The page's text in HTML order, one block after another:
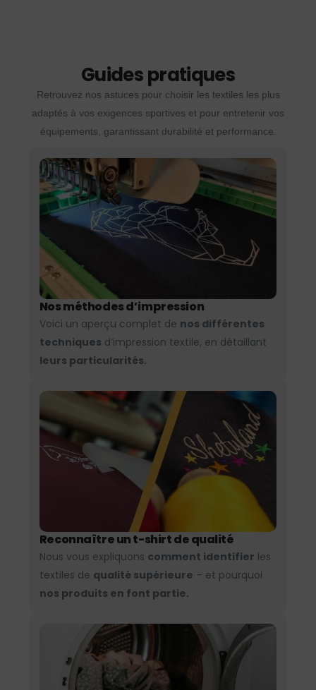
Guides pratiques
Retrouvez nos astuces pour choisir les textiles les plus
adaptés à vos exigences sportives et pour entretenir vos
équipements, garantissant durabilité et performance.
Nos méthodes d’impression
Voici un aperçu complet de nos différentes
techniques d’impression textile, en détaillant
leurs particularités.
Reconnaître un t-shirt de qualité
Nous vous expliquons comment identifier les
textiles de qualité supérieure – et pourquoi
nos produits en font partie.